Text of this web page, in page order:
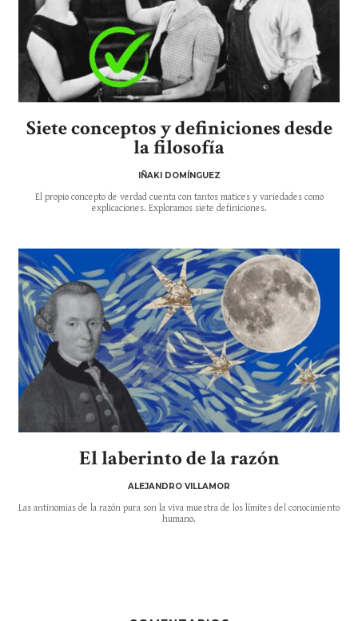
Siete conceptos y definiciones desde
la filosofía
IÑAKI DOMÍNGUEZ
El propio concepto de verdad cuenta con tantos matices y variedades como
explicaciones. Exploramos siete definiciones.
El laberinto de la razón
ALEJANDRO VILLAMOR
Las antinomias de la razón pura son la viva muestra de los límites del conocimiento
humano.